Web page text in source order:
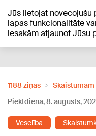
Jūs lietojat novecojušu
lapas funkcionalitāte
iesakām atjaunot Jūsu
+12°C
1188 ziņas
Skaistumam
Piektdiena, 8. augusts,
Veselība